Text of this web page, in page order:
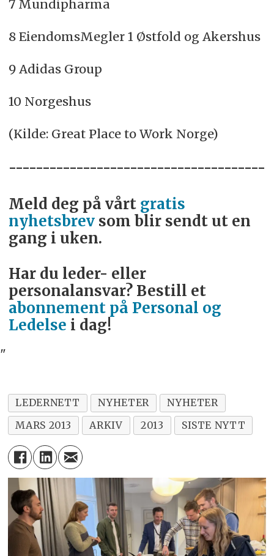
7 Mundipharma
8 EiendomsMegler 1 Østfold og Akershus
9 Adidas Group
10 Norgeshus
(Kilde: Great Place to Work Norge)
--------------------------------------
Meld deg på vårt gratis
nyhetsbrevsom blir sendt ut en
gang i uken.
Har du leder- eller
personalansvar? Bestill et
abonnement på Personal og
Ledelse i dag!
"
LEDERNETT NYHETER
NYHETER
MARS 2013
ARKIV 2013 SISTE NYTT